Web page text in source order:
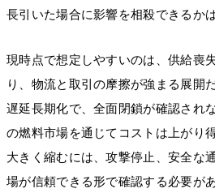
長引いた場合に影響を相殺できるか
現時点で想定しやすいのは、供給喪
り、物流と取引の摩擦が強まる展開
遅延長期化で、全面閉鎖が確認され
の燃料市場を通じてコストは上がり
大きく縮むには、攻撃停止、安全な
場が信頼できる形で確認する必要があ